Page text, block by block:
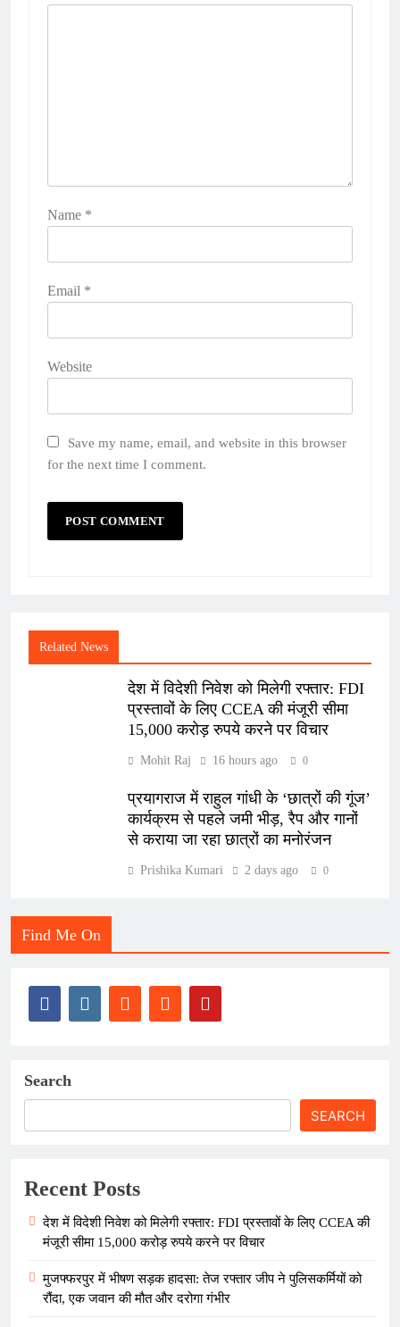
Name *
Email *
Website
Save my name, email, and website in this browser
for the next time I comment.
Related News
देश में विदेशी निवेश को मिलेगी रफ्तार: FDI
प्रस्तावों के लिए CCEA की मंजूरी सीमा
15,000 करोड़ रुपये करने पर विचार
Mohit Raj 16 hours ago 0
प्रयागराज में राहुल गांधी के ‘छात्रों की गूंज’
कार्यक्रम से पहले जमी भीड़, रैप और गानों
से कराया जा रहा छात्रों का मनोरंजन
Prishika Kumari 2 days ago 0
Find Me On
Search
SEARCH
Recent Posts
देश में विदेशी निवेश को मिलेगी रफ्तार: FDI प्रस्तावों के लिए CCEA की
मंजूरी सीमा 15,000 करोड़ रुपये करने पर विचार
मुजफ्फरपुर में भीषण सड़क हादसा: तेज रफ्तार जीप ने पुलिसकर्मियों को
रौंदा, एक जवान की मौत और दरोगा गंभीर